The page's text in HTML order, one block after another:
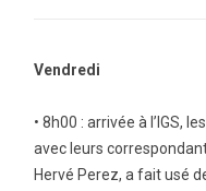
Vendredi
• 8h00 : arrivée à l’IGS,
avec leurs
Hervé Perez, a fait usé